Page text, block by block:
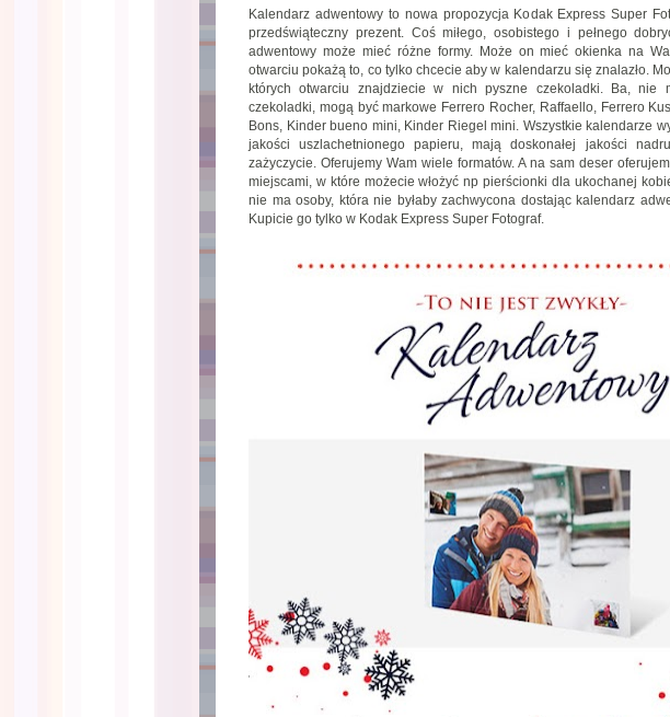
Kalendarz adwentowy to nowa propozycja Kodak Express Super
przedświąteczny prezent. Coś miłego, osobistego i pełnego
adwentowy może mieć różne formy. Może on mieć okienka na
otwarciu pokażą to, co tylko chcecie aby w kalendarzu się znalazło.
których otwarciu znajdziecie w nich pyszne czekoladki. Ba, nie
czekoladki, mogą być markowe Ferrero Rocher, Raffaello, Ferrero
Bons, Kinder bueno mini, Kinder Riegel mini. Wszystkie kalendarze
jakości uszlachetnionego papieru, mają doskonałej jakości
zażyczycie. Oferujemy Wam wiele formatów. A na sam deser
miejscami, w które możecie włożyć np pierścionki dla ukochanej
nie ma osoby, która nie byłaby zachwycona dostając kalendarz
Kupicie go tylko w Kodak Express Super Fotograf.